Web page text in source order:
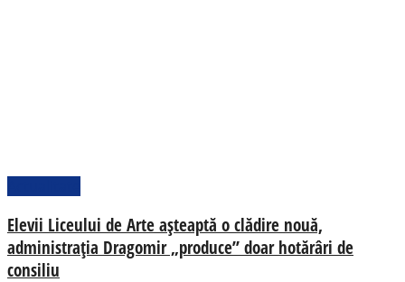
Elevii Liceului de Arte așteaptă o clădire nouă,
administrația Dragomir „produce” doar hotărâri de
consiliu